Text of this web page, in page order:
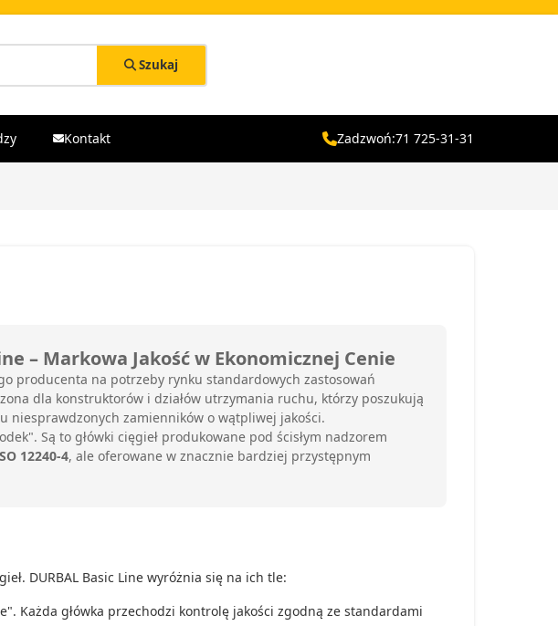
Szukaj
Kontakt Zadzwoń:71 725-31-31
– Markowa Jakość w Ekonomicznej Cenie
producenta na potrzeby rynku standardowych zastosowań
dla konstruktorów i działów utrzymania ruchu, którzy poszukują
niesprawdzonych zamienników o wątpliwej jakości.
Są to główki cięgieł produkowane pod ścisłym nadzorem
12240-4, ale oferowane w znacznie bardziej przystępnym
DURBAL Basic Line wyróżnia się na ich tle:
Każda główka przechodzi kontrolę jakości zgodną ze standardami